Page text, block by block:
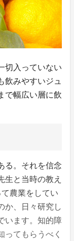
切入っていない
飲みやすいジュ
で幅広い層に飲
る。それを信念
生と当時の教え
農業をしてい
か、日々研究し
います。知的障
ってもらうべく